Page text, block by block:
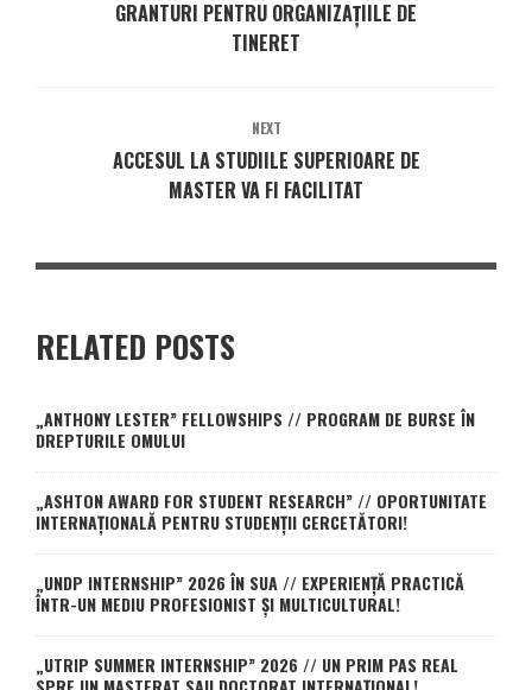
GRANTURI PENTRU ORGANIZAȚIILE DE
TINERET
NEXT
ACCESUL LA STUDIILE SUPERIOARE DE
MASTER VA FI FACILITAT
RELATED POSTS
„ANTHONY LESTER” FELLOWSHIPS // PROGRAM DE BURSE ÎN
DREPTURILE OMULUI
„ASHTON AWARD FOR STUDENT RESEARCH” // OPORTUNITATE
INTERNAȚIONALĂ PENTRU STUDENȚII CERCETĂTORI!
„UNDP INTERNSHIP” 2026 ÎN SUA // EXPERIENȚĂ PRACTICĂ
ÎNTR-UN MEDIU PROFESIONIST ȘI MULTICULTURAL!
„UTRIP SUMMER INTERNSHIP” 2026 // UN PRIM PAS REAL